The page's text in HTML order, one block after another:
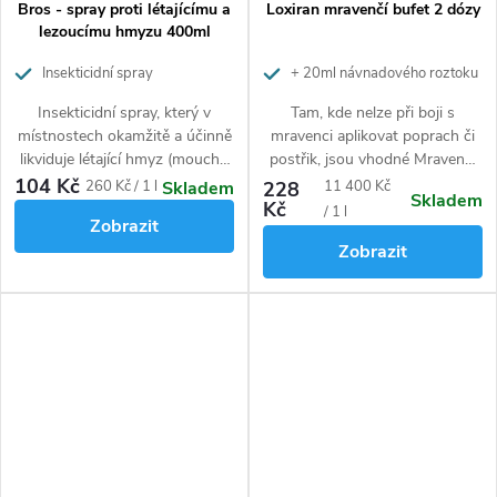
Bros - spray proti létajícímu a
lezoucímu hmyzu 400ml
Insekticidní spray
Insekticidní spray, který v
místnostech okamžitě a účinně
likviduje létající hmyz (mouchy,
komáry, moly) a lezoucí hmyz
(šváby, rusy, mravence, blechy).
104 Kč Měrná
260 Kč / 1 l Skladem
Zobrazit
Loxiran mravenčí bufet 2 dózy
+ 20ml návnadového roztoku
Tam, kde nelze při boji s
mravenci aplikovat poprach či
postřik, jsou vhodné Mravenčí
bufety Lorixan. Ideální k
likvidaci mravenců v
domácnostech. Mravence zabije
až po několika dnech, a ti tak
látkou stihnou nakrmit celé
mraveniště, které následně
228
Kč
Měrná
cena:
11 400 Kč
/ 1 l
Skladem
Zobrazit